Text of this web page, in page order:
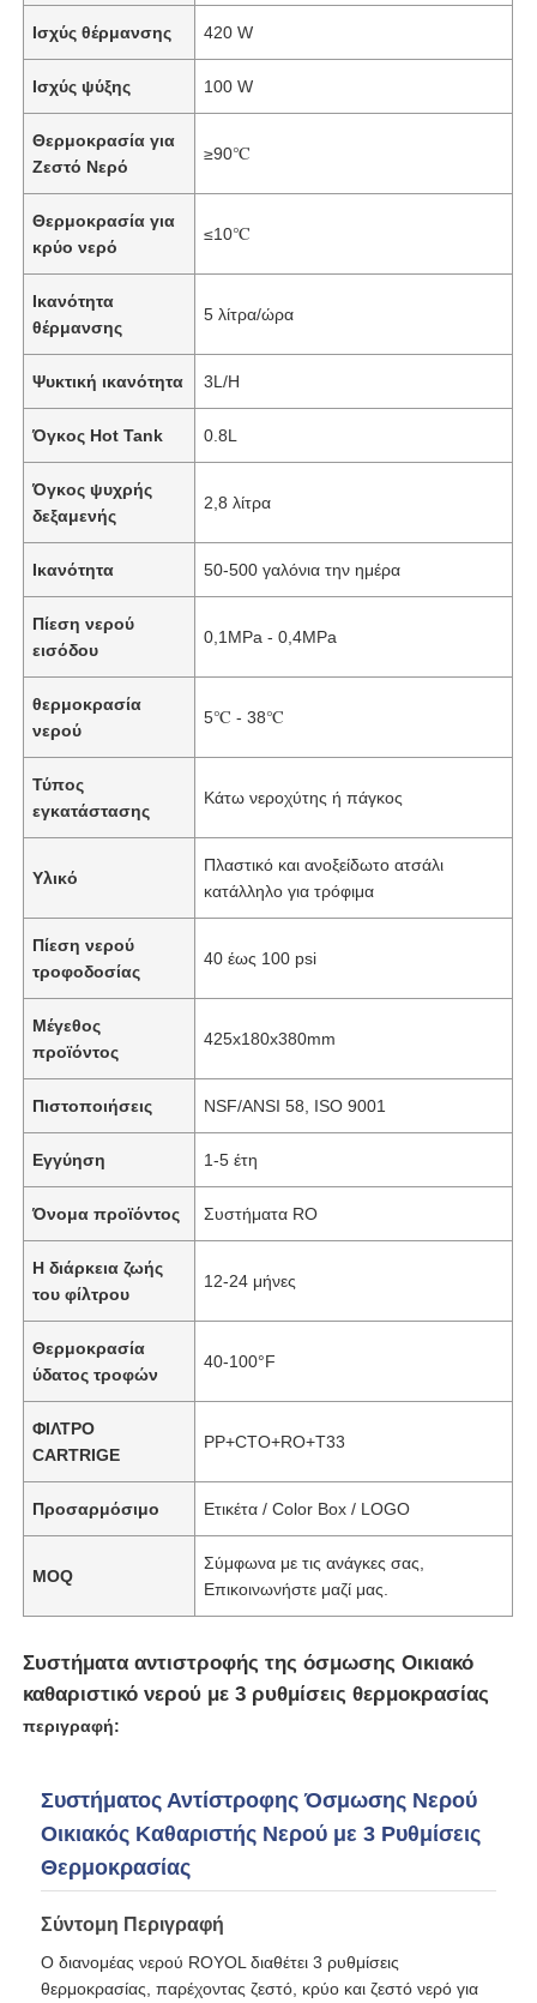
Προϊόντα
Βίντεο
Σχετικά με εμάς
Γύρος εργοστασίων
Ποιοτικός έλεγχος
επαφή
Νέα
Συστήματα RO
Μαλακτικό νερού
Μεμβράνη RO για κατοικίες
Εξαρτήματα Σύνδεσης Φίλτρου Νερού
RO κατοικία μεμβρανών
Ισχύς θέρμανσης 420 W
Ισχύς ψύξης 100 W
Θερμοκρασία για
Ζεστό Νερό
≥90℃
Θερμοκρασία για
κρύο νερό
≤10℃
Ικανότητα
θέρμανσης
5 λίτρα/ώρα
Ψυκτική ικανότητα 3L/H
Όγκος Hot Tank 0.8L
Όγκος ψυχρής
δεξαμενής
2,8 λίτρα
Ικανότητα 50-500 γαλόνια την ημέρα
Πίεση νερού
εισόδου
0,1MPa - 0,4MPa
θερμοκρασία
νερού
5℃ - 38℃
Τύπος
εγκατάστασης
Κάτω νεροχύτης ή πάγκος
Υλικό
Πλαστικό και ανοξείδωτο ατσάλι
κατάλληλο για τρόφιμα
Πίεση νερού
τροφοδοσίας
40 έως 100 psi
Μέγεθος
προϊόντος
425x180x380mm
Πιστοποιήσεις NSF/ANSI 58, ISO 9001
Εγγύηση 1-5 έτη
Όνομα προϊόντος Συστήματα RO
Η διάρκεια ζωής
του φίλτρου
12-24 μήνες
Θερμοκρασία
ύδατος τροφών
40-100°F
ΦΙΛΤΡΟ
CARTRIGE
PP+CTO+RO+T33
Προσαρμόσιμο Ετικέτα / Color Box / LOGO
MOQ
Σύμφωνα με τις ανάγκες σας,
Επικοινωνήστε μαζί μας.
Συστήματα αντιστροφής της όσμωσης Οικιακό
καθαριστικό νερού με 3 ρυθμίσεις θερμοκρασίας
περιγραφή:
Συστήματος Αντίστροφης Όσμωσης Νερού
Οικιακός Καθαριστής Νερού με 3 Ρυθμίσεις
Θερμοκρασίας
Σύντομη Περιγραφή
Ο διανομέας νερού ROYOL διαθέτει 3 ρυθμίσεις
θερμοκρασίας, παρέχοντας ζεστό, κρύο και ζεστό νερό για